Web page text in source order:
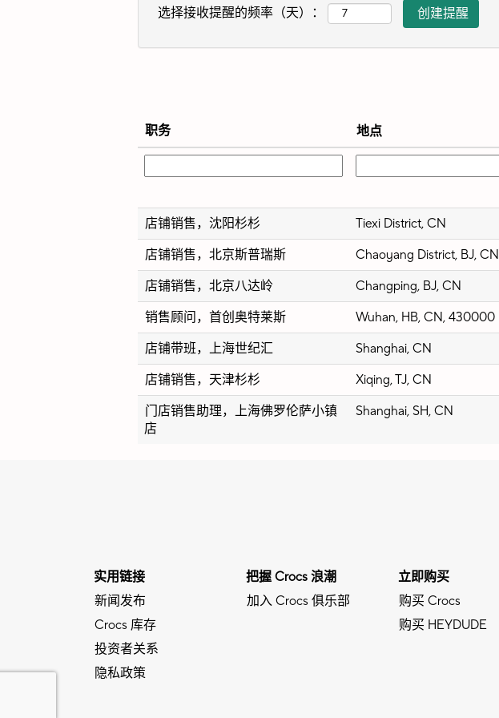
选择接收提醒的频率（天）：
职务 地点
店铺销售，沈阳杉杉
Tiexi District, CN
店铺销售，北京斯普瑞斯
Chaoyang District, BJ, CN
店铺销售，北京八达岭
Changping, BJ, CN
销售顾问，首创奥特莱斯
Wuhan, HB, CN, 430000
店铺带班，上海世纪汇
Shanghai, CN
店铺销售，天津杉杉
Xiqing, TJ, CN
门店销售助理，上海佛罗伦萨小镇
店
Shanghai, SH, CN
实用链接
新闻发布
Crocs 库存
投资者关系
隐私政策
把握 Crocs 浪潮
加入 Crocs 俱乐部
立即购买
购买 Crocs
购买 HEYDUDE